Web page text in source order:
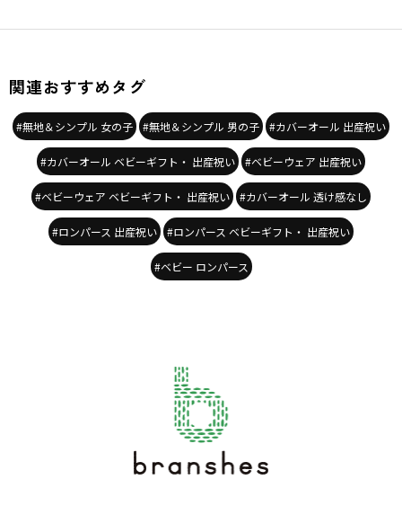
関連おすすめタグ
#無地＆シンプル 女の子 #無地＆シンプル 男の子 #カバーオール 出産祝い
#カバーオール ベビーギフト・ 出産祝い #ベビーウェア 出産祝い
#ベビーウェア ベビーギフト・ 出産祝い #カバーオール 透け感なし
#ロンパース 出産祝い #ロンパース ベビーギフト・ 出産祝い
#ベビー ロンパース